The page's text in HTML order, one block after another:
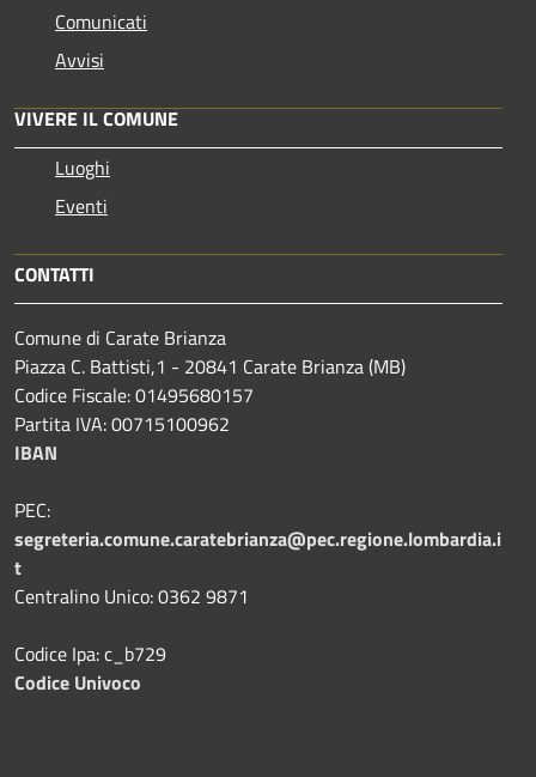
Comunicati
Avvisi
VIVERE IL COMUNE
Luoghi
Eventi
CONTATTI
Comune di Carate Brianza
Piazza C. Battisti,1 - 20841 Carate Brianza (MB)
Codice Fiscale: 01495680157
Partita IVA: 00715100962
IBAN
PEC:
segreteria.comune.caratebrianza@pec.regione.lombardia.i
t
Centralino Unico: 0362 9871
Codice Ipa: c_b729
Codice Univoco